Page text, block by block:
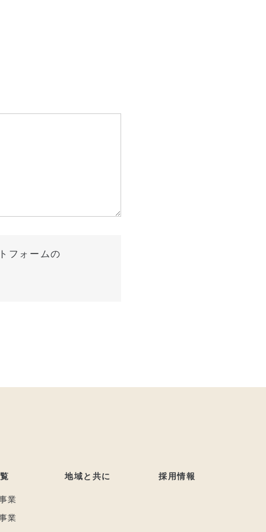
フォームの
業
業
地域と共に 採用情報